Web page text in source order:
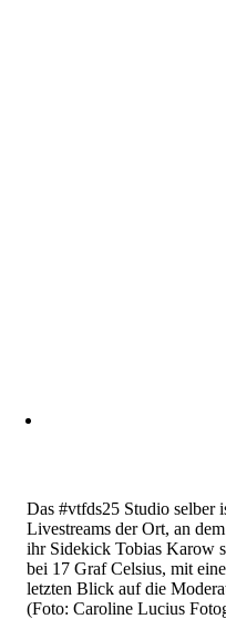
Das #vtfds25 Studio selber
Livestreams der Ort, an
ihr Sidekick Tobias Karow
bei 17 Graf Celsius, mit
letzten Blick auf die
(Foto: Caroline Lucius